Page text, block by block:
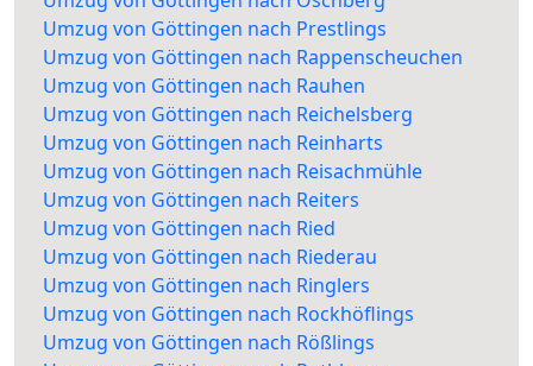
Umzug von Göttingen nach Prestlings
Umzug von Göttingen nach Rappenscheuchen
Umzug von Göttingen nach Rauhen
Umzug von Göttingen nach Reichelsberg
Umzug von Göttingen nach Reinharts
Umzug von Göttingen nach Reisachmühle
Umzug von Göttingen nach Reiters
Umzug von Göttingen nach Ried
Umzug von Göttingen nach Riederau
Umzug von Göttingen nach Ringlers
Umzug von Göttingen nach Rockhöflings
Umzug von Göttingen nach Rößlings